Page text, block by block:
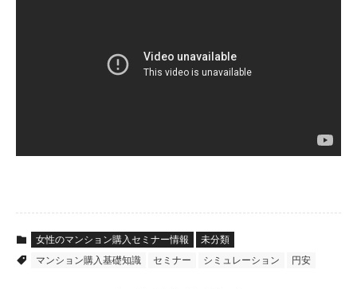
女性のマンション購入セミナー情報
未分類
マンション購入基礎知識
セミナー シミュレーション 円安